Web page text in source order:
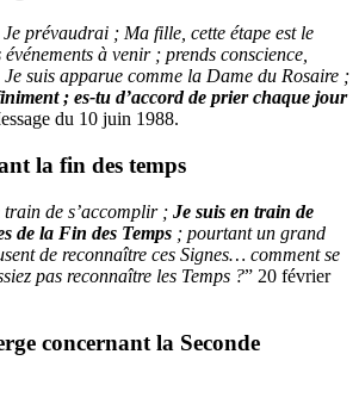
prévaudrai ; Ma fille, cette étape est le
à venir ; prends conscience,
Je suis apparue comme la Dame du Rosaire ;
; es-tu d’accord de prier chaque jour
du 10 juin 1988.
la fin des temps
train de s’accomplir ; Je suis en train de
de la Fin des Temps ; pourtant un grand
de reconnaître ces Signes… comment se
pas reconnaître les Temps ?” 20 février
concernant la Seconde